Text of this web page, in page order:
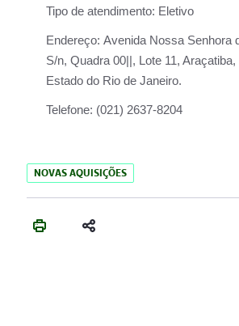
Tipo de atendimento: Eletivo
Endereço: Avenida Nossa Senhora
S/n, Quadra 00||, Lote 11,
Estado do Rio de Janeiro.
Telefone: (021) 2637-8204
NOVAS AQUISIÇÕES